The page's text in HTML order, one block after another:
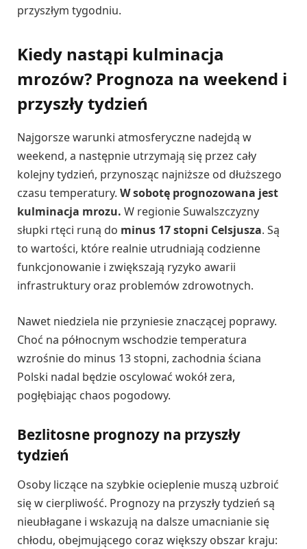
przyszłym tygodniu.
Kiedy nastąpi kulminacja
mrozów? Prognoza na weekend i
przyszły tydzień
Najgorsze warunki atmosferyczne nadejdą w
weekend, a następnie utrzymają się przez cały
kolejny tydzień, przynosząc najniższe od dłuższego
czasu temperatury. W sobotę prognozowana jest
kulminacja mrozu. W regionie Suwalszczyzny
słupki rtęci runą do minus 17 stopni Celsjusza. Są
to wartości, które realnie utrudniają codzienne
funkcjonowanie i zwiększają ryzyko awarii
infrastruktury oraz problemów zdrowotnych.
Nawet niedziela nie przyniesie znaczącej poprawy.
Choć na północnym wschodzie temperatura
wzrośnie do minus 13 stopni, zachodnia ściana
Polski nadal będzie oscylować wokół zera,
pogłębiając chaos pogodowy.
Bezlitosne prognozy na przyszły
tydzień
Osoby liczące na szybkie ocieplenie muszą uzbroić
się w cierpliwość. Prognozy na przyszły tydzień są
nieubłagane i wskazują na dalsze umacnianie się
chłodu, obejmującego coraz większy obszar kraju: